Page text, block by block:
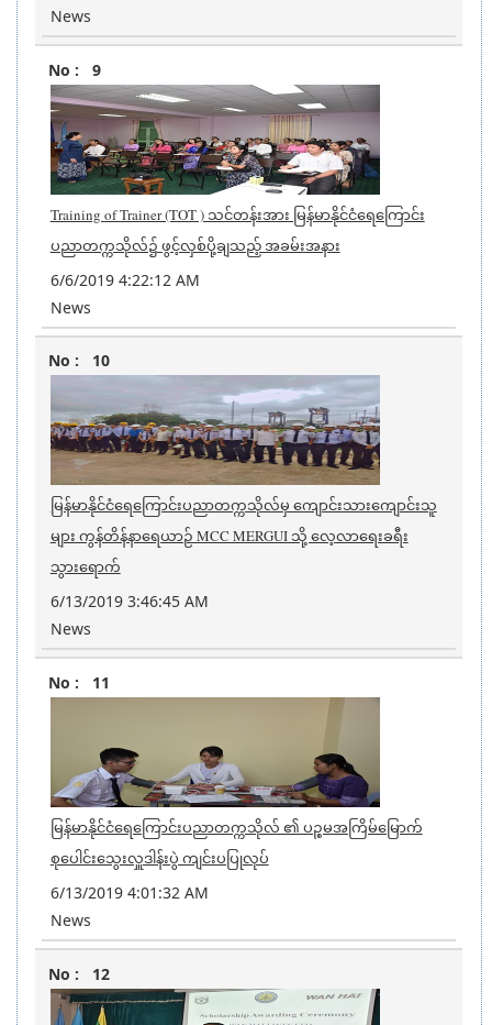
News
9
Training of Trainer (TOT ) သင်တန်းအား မြန်မာနိုင်ငံရေကြောင်း
ပညာတက္ကသိုလ်၌ ဖွင့်လှစ်ပို့ချသည့် အခမ်းအနား
6/6/2019 4:22:12 AM
News
10
မြန်မာနိုင်ငံရေကြောင်းပညာတက္ကသိုလ်မှ ကျောင်းသားကျောင်းသူ
များ ကွန်တိန်နာရေယာဉ် MCC MERGUI သို့ လေ့လာရေးခရီး
သွားရောက်
6/13/2019 3:46:45 AM
News
11
မြန်မာနိုင်ငံရေကြောင်းပညာတက္ကသိုလ် ၏ ပဉ္စမအကြိမ်မြောက်
စုပေါင်းသွေးလှူဒါန်းပွဲ ကျင်းပပြုလုပ်
6/13/2019 4:01:32 AM
News
12